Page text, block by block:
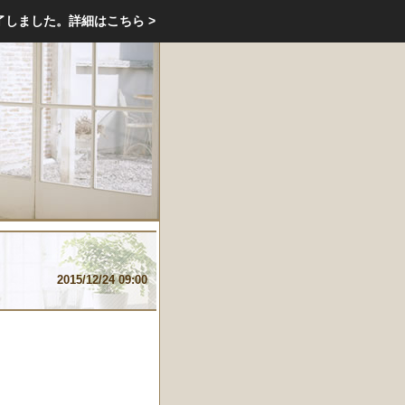
ました。 詳細はこちら >
2015/12/24 09:00